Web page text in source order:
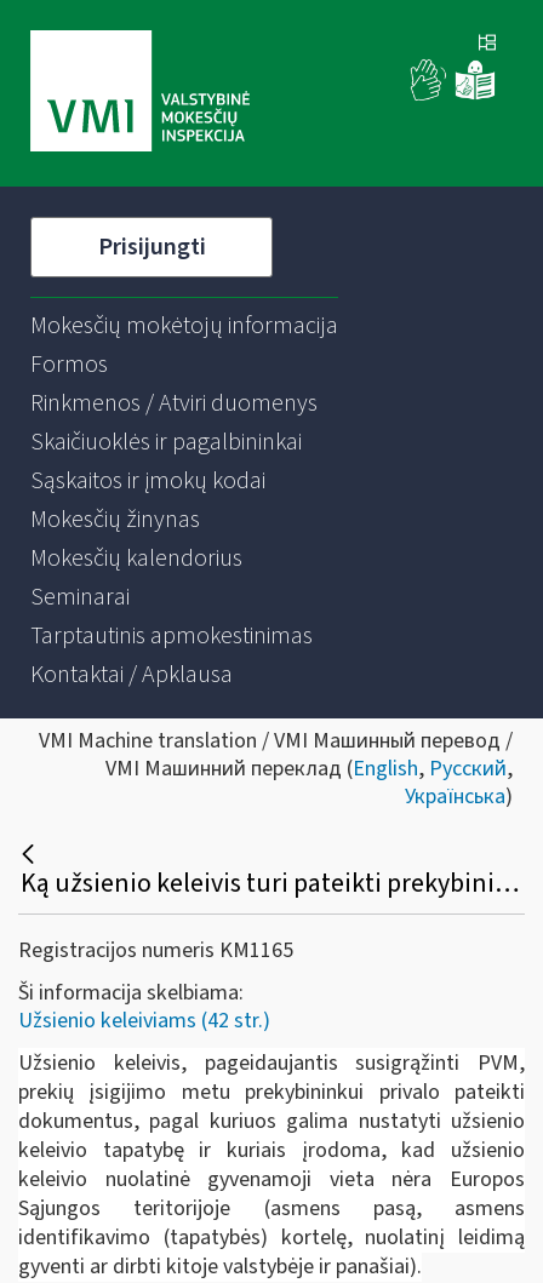
Prisijungti
Mokesčių mokėtojų informacija
Formos
Rinkmenos / Atviri duomenys
Skaičiuoklės ir pagalbininkai
Sąskaitos ir įmokų kodai
Mokesčių žinynas
Mokesčių kalendorius
Seminarai
Tarptautinis apmokestinimas
Kontaktai / Apklausa
VMI Machine translation / VMI Машинный перевод /
VMI Машинний переклад (English, Русский,
Українська)
Ką užsienio keleivis turi pateikti prekybininkui prekių įsigijimo metu, norėdamas susigrąžinti PVM?
Registracijos numeris KM1165
Ši informacija skelbiama:
Užsienio keleiviams (42 str.)
Užsienio keleivis, pageidaujantis susigrąžinti PVM,
prekių įsigijimo metu prekybininkui privalo pateikti
dokumentus, pagal kuriuos galima nustatyti užsienio
keleivio tapatybę ir kuriais įrodoma, kad užsienio
keleivio nuolatinė gyvenamoji vieta nėra Europos
Sąjungos teritorijoje (asmens pasą, asmens
identifikavimo (tapatybės) kortelę, nuolatinį leidimą
gyventi ar dirbti kitoje valstybėje ir panašiai).